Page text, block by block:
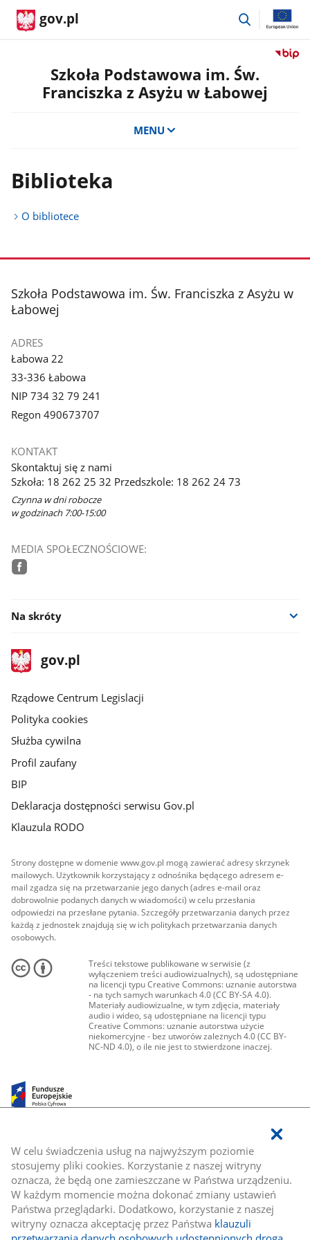
W celu świadczenia usług na najwyższym poziomie
stosujemy pliki cookies. Korzystanie z naszej witryny
oznacza, że będą one zamieszczane w Państwa urządzeniu.
W każdym momencie można dokonać zmiany ustawień
Państwa przeglądarki. Dodatkowo, korzystanie z naszej
witryny oznacza akceptację przez Państwa klauzuli
gov.pl
przejdź
Przejdź
Szkoła Podstawowa im. Św.
Franciszka z Asyżu w Łabowej
MENU
Biblioteka
O bibliotece
stopka
Szkoła Podstawowa im. Św. Franciszka z Asyżu w
Łabowej
ADRES
Łabowa 22
33-336 Łabowa
NIP 734 32 79 241
Regon 490673707
KONTAKT
Skontaktuj się z nami
Szkoła: 18 262 25 32 Przedszkole: 18 262 24 73
Czynna w dni robocze
w godzinach 7:00-15:00
MEDIA SPOŁECZNOŚCIOWE:
Na skróty
stopka
gov.plStrona
gov.pl
Rządowe Centrum Legislacji
Polityka cookies
Służba cywilna
Profil zaufany
BIP
Deklaracja dostępności serwisu Gov.pl
Klauzula RODO
Strony dostępne w domenie www.gov.pl mogą zawierać adresy skrzynek
mailowych. Użytkownik korzystający z odnośnika będącego adresem e-
mail zgadza się na przetwarzanie jego danych (adres e-mail oraz
dobrowolnie podanych danych w wiadomości) w celu przesłania
odpowiedzi na przesłane pytania. Szczegóły przetwarzania danych przez
każdą z jednostek znajdują się w ich politykach przetwarzania danych
osobowych.
Treści tekstowe publikowane w serwisie (z
wyłączeniem treści audiowizualnych), są udostępniane
na licencji typu Creative Commons: uznanie autorstwa
- na tych samych warunkach 4.0 (CC BY-SA 4.0).
Materiały audiowizualne, w tym zdjęcia, materiały
audio i wideo, są udostępniane na licencji typu
Creative Commons: uznanie autorstwa użycie
niekomercyjne - bez utworów zależnych 4.0 (CC BY-
NC-ND 4.0), o ile nie jest to stwierdzone inaczej.